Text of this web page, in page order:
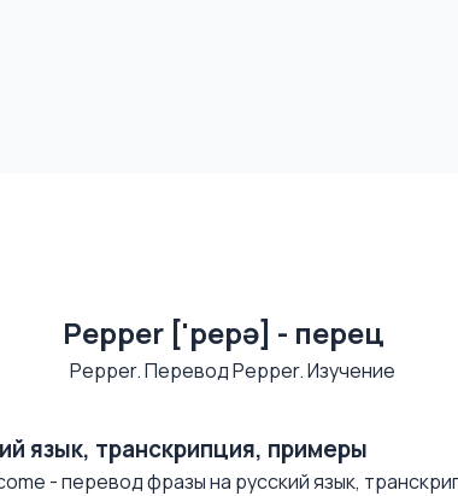
Pepper ['pepə] - перец
язык, транскрипция, примеры
- перевод фразы на русский язык,